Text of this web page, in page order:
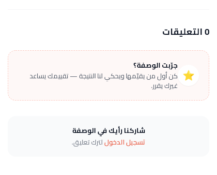
0 التعليقات
⭐
جرّبت الوصفة؟
كن أول من يقيّمها ويحكي لنا النتيجة — تقييمك يساعد
غيرك يقرر.
شاركنا رأيك في الوصفة
تسجيل الدخوللترك تعليق.